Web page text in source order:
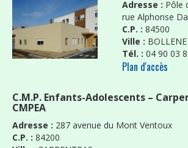
Adresse : Pôle
rue Alphonse
C.P. : 84500
Ville : BOLLENE
Tél. : 04 90 03
Plan d'accès
C.M.P. Enfants-Adolescents –
CMPEA
Adresse : 287 avenue du Mont Ventoux
C.P. : 84200